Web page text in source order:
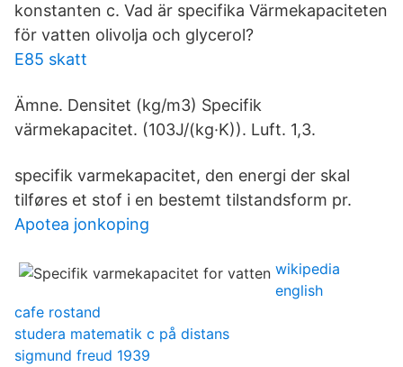
konstanten c. Vad är specifika Värmekapaciteten
för vatten olivolja och glycerol?
E85 skatt
Ämne. Densitet (kg/m3) Specifik
värmekapacitet. (103J/(kg·K)). Luft. 1,3.
specifik varmekapacitet, den energi der skal
tilføres et stof i en bestemt tilstandsform pr.
Apotea jonkoping
wikipedia
english
cafe rostand
studera matematik c på distans
sigmund freud 1939